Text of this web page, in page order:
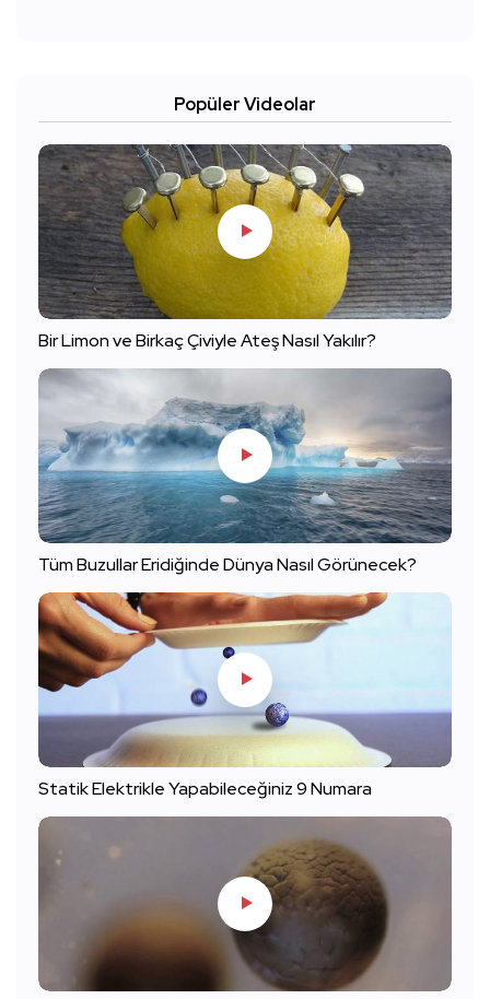
Popüler Videolar
Bir Limon ve Birkaç Çiviyle Ateş Nasıl Yakılır?
Tüm Buzullar Eridiğinde Dünya Nasıl Görünecek?
Statik Elektrikle Yapabileceğiniz 9 Numara